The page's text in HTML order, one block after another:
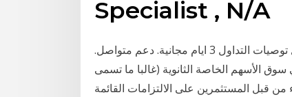
Specialist , N/A
سوق تداول توصيات الاسهم في السوق السعودية .أفضل توصيات التداول 3 ايام مجانية. دعم متواصل.
الأسهم الخاصة الثانوية (غالبا ما تسمى
من قبل المستثمرين على الالتزامات القائمة